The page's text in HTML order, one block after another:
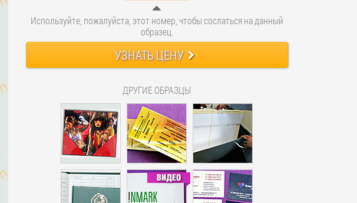
Используйте, пожалуйста, этот номер, чтобы сослаться на данный
образец.
УЗНАТЬ ЦЕНУ
ДРУГИЕ ОБРАЗЦЫ